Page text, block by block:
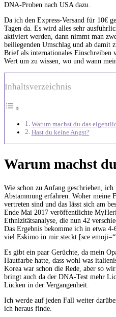
DNA-Proben nach USA dazu.
Da ich den Express-Versand für 10€
Tagen da. Es wird alles sehr
aktiviert werden, dann nimmt man
beiliegenden Umschlag und ab damit
Brief als internationales Einschreiben
Wert um zu wissen, wo und wann
Inhaltsverzeichnis
Warum machst du das
Hast du keine Angst?
Warum machst
Wie schon zu Anfang geschrieben,
Abstammung erfahren. Woher meine
vertreten sind und das lässt sich am
Ende Mai 2017 veröffentlichte
Ethnizitätsanalyse, die nun 42
Das Ergebnis bekomme ich in etwa
viel Eskimo in mir steckt [sce
Es gibt ein paar Gerüchte, da mein
Hautfarbe hatte, dass wohl was
Korea war schon die Rede, aber so
bringt auch da der DNA-Test mehr
Lücken in der Vergangenheit.
Ich werde auf jeden Fall weiter
ich heraus finde.